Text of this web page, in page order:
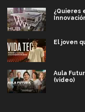
¿Quieres
El joven
Aula
(video)